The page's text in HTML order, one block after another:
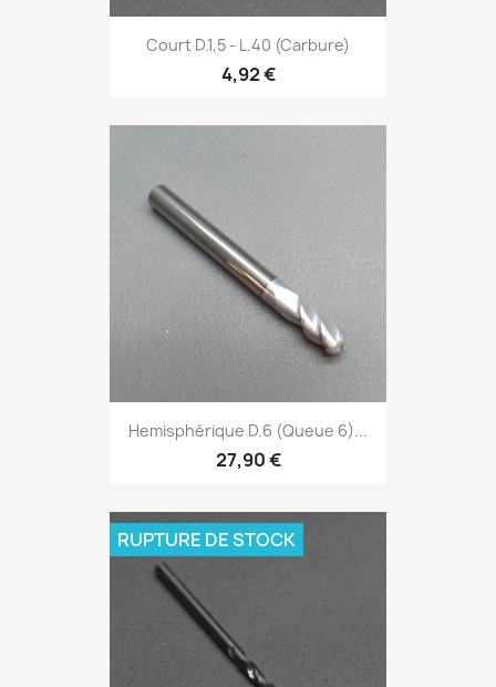
Court D.1,5 - L.40 (Carbure)
4,92 €
Hemisphérique D.6 (Queue 6)...
27,90 €
RUPTURE DE STOCK